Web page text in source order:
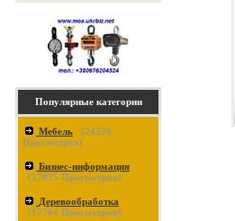
Популярные категории
Мебель (24236
Просмотров)
Бизнес-информация
(17875 Просмотров)
Деревообработка
(17764 Просмотров)